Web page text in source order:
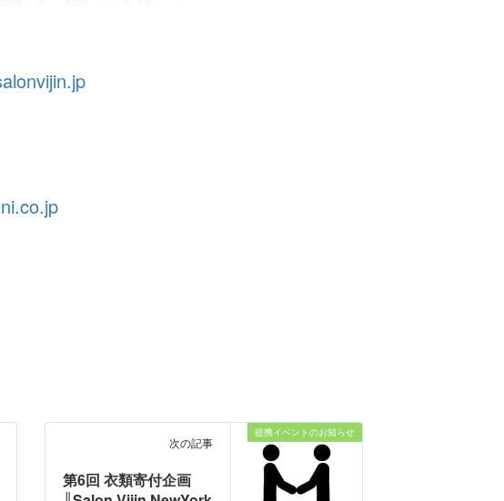
提携イベントのお知らせ
次の記事
第6回 衣類寄付企画